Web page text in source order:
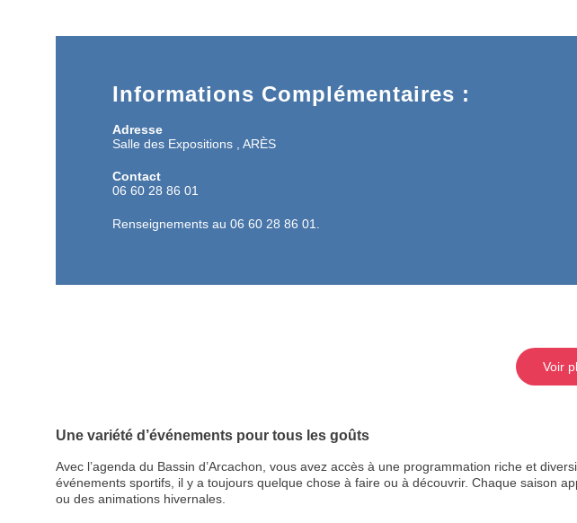
Informations Complémentaires :
Adresse
Salle des Expositions , ARÈS
Contact
06 60 28 86 01
Renseignements au 06 60 28 86 01.
Voir
Une variété d’événements pour tous les goûts
Avec l’agenda du Bassin d’Arcachon, vous avez accès à une programmation riche et
événements sportifs, il y a toujours quelque chose à faire ou à découvrir. Chaque saison
ou des animations hivernales.